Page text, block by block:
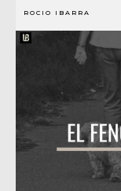
ROCIO IBARRA